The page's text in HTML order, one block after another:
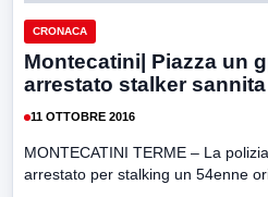
CRONACA
Montecatini| Piazza un
arrestato stalker sannita
11 OTTOBRE 2016
MONTECATINI TERME – La
arrestato per stalking un 54enne